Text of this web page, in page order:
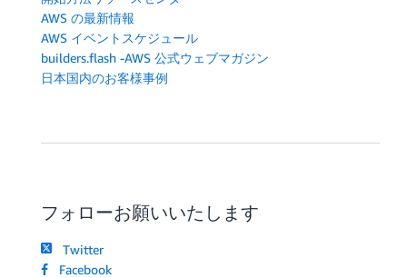
AWS の最新情報
AWS イベントスケジュール
builders.flash -AWS 公式ウェブマガジン
日本国内のお客様事例
フォローお願いいたします
Twitter
Facebook